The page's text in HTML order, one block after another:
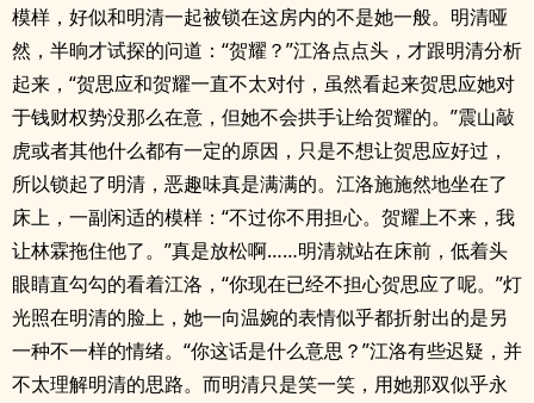
模样，好似和明清一起被锁在这房内的不是她一般。明清哑
然，半晌才试探的问道：“贺耀？”江洛点点头，才跟明清分析
起来，“贺思应和贺耀一直不太对付，虽然看起来贺思应她对
于钱财权势没那么在意，但她不会拱手让给贺耀的。”震山敲
虎或者其他什么都有一定的原因，只是不想让贺思应好过，
所以锁起了明清，恶趣味真是满满的。江洛施施然地坐在了
床上，一副闲适的模样：“不过你不用担心。贺耀上不来，我
让林霖拖住他了。”真是放松啊……明清就站在床前，低着头
眼睛直勾勾的看着江洛，“你现在已经不担心贺思应了呢。”灯
光照在明清的脸上，她一向温婉的表情似乎都折射出的是另
一种不一样的情绪。“你这话是什么意思？”江洛有些迟疑，并
不太理解明清的思路。而明清只是笑一笑，用她那双似乎永